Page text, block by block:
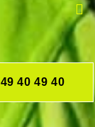
49 40 49 40